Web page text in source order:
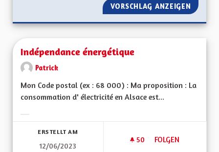
VORSCHLAG ANZEIGEN
Indépendance énergétique
Patrick
Mon Code postal (ex : 68 000) : Ma proposition : La
consommation d' électricité en Alsace est...
ERSTELLT AM
12/06/2023
50 50 FOLLOWER
FOLGEN
INDÉPENDANCE